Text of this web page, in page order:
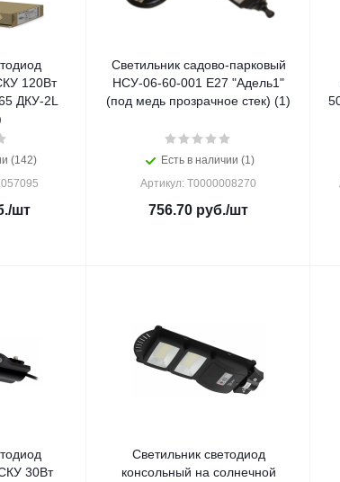
120Вт
ДКУ-2L
(142)
/шт
Светильник садово-парковый
НСУ-06-60-001 Е27 "Адель1"
(под медь прозрачное стек) (1)
Есть в наличии (1)
Артикул: Т0000008270
756.70 руб./шт
30Вт
Светильник светодиод
консольный на солнечной